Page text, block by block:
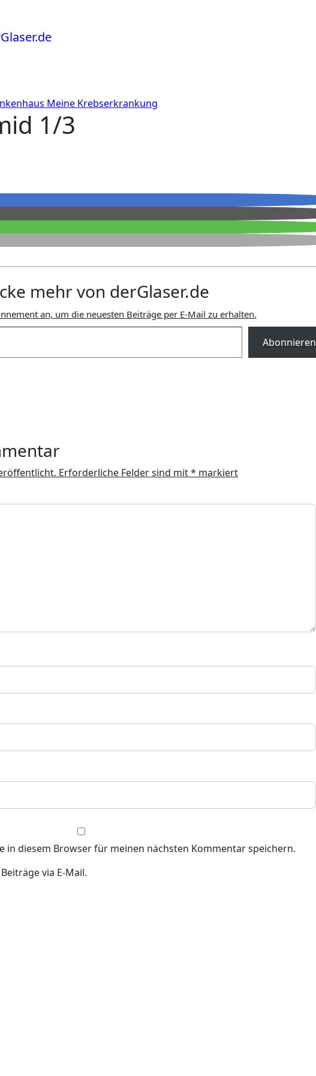
Meine Krebserkrankung
1/3
mehr von derGlaser.de
an, um die neuesten Beiträge per E-Mail zu erhalten.
Abonnieren
Erforderliche Felder sind mit* markiert
in diesem Browser für meinen nächsten Kommentar speichern.
via E-Mail.